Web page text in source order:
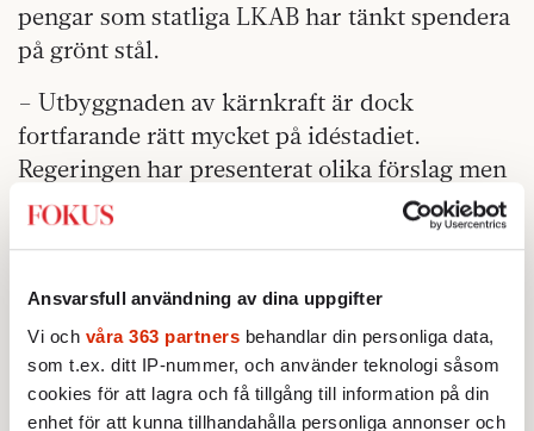
Ansvarsfull användning av dina uppgifter
Vi och våra 363 partners behandlar din personliga data,
som t.ex. ditt IP-nummer, och använder teknologi såsom
cookies för att lagra och få tillgång till information på din
enhet för att kunna tillhandahålla personliga annonser och
pengar som statliga LKAB har tänkt spendera
på grönt stål.
– Utbyggnaden av kärnkraft är dock
fortfarande rätt mycket på idéstadiet.
Regeringen har presenterat olika förslag men
det är inte lätt att få en ganska sval marknad
att satsa på en energiform som är förknippad
kärnkraft kommer ju inte förrän efter ganska
många år, till skillnad från andra energikällor
som kostar mindre att etablera, säger Johan
Hellström.